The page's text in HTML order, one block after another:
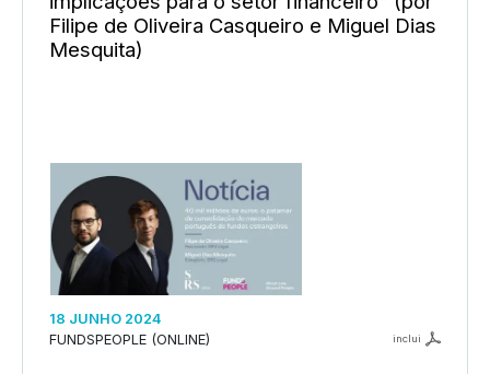
Filipe de Oliveira Casqueiro e Miguel Dias
Mesquita)
18 JUNHO 2024
FUNDSPEOPLE (ONLINE)
inclui